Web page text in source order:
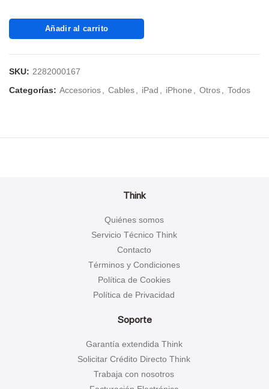
Añadir al carrito
SKU: 2282000167
Categorías: Accesorios Cables iPad iPhone Otros Todos
Think
Quiénes somos
Servicio Técnico Think
Contacto
Términos y Condiciones
Política de Cookies
Política de Privacidad
Soporte
Garantía extendida Think
Solicitar Crédito Directo Think
Trabaja con nosotros